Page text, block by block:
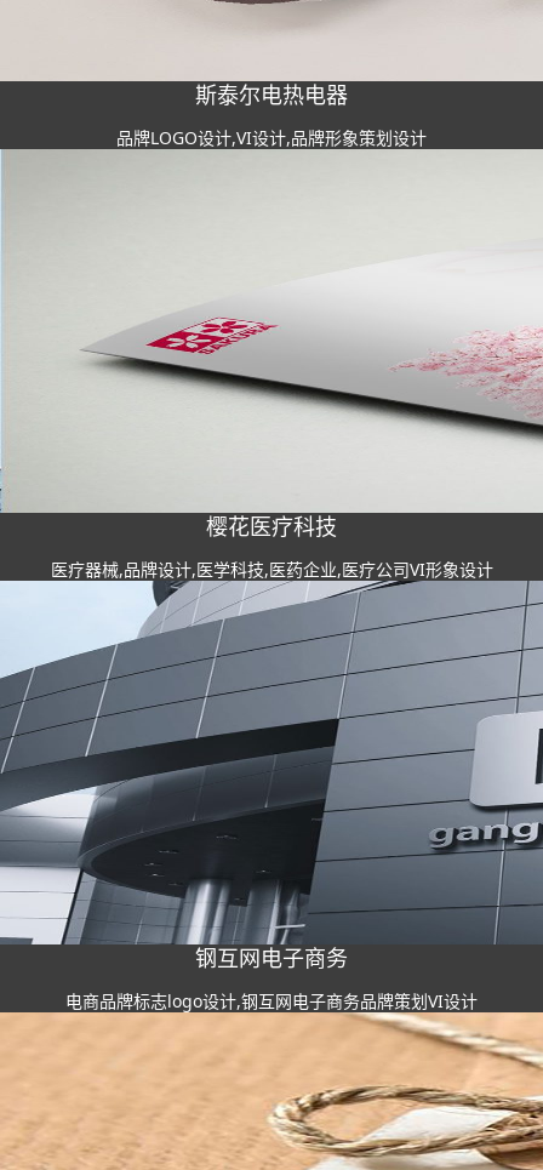
斯泰尔电热电器
品牌LOGO设计,VI设计,品牌形象策划设计
樱花医疗科技
医疗器械,品牌设计,医学科技,医药企业,医疗公司VI形象设计
钢互网电子商务
电商品牌标志logo设计,钢互网电子商务品牌策划VI设计